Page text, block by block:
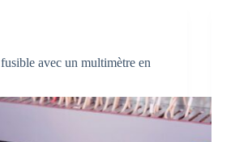
avec un multimètre en